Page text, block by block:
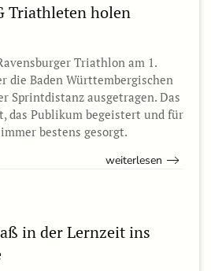
Triathleten holen
Triathlon am 1.
die Baden Württembergischen
Sprintdistanz ausgetragen. Das
das Publikum begeistert und für
bestens gesorgt.
weiterlesen
in der Lernzeit ins